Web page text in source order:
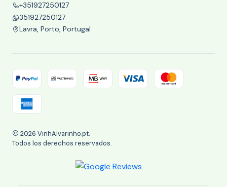
+351927250127
351927250127
Lavra, Porto, Portugal
2026 VinhAlvarinho.pt.
Todos los derechos reservados.